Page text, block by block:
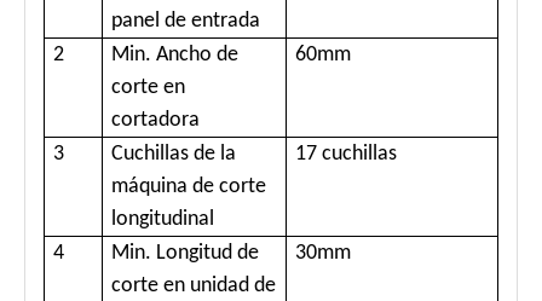
panel de entrada
2
Min. Ancho de
corte en
cortadora
60mm
3
Cuchillas de la
máquina de corte
longitudinal
17 cuchillas
4
Min. Longitud de
corte en unidad de
30mm